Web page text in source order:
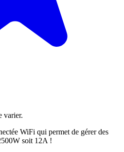
varier.
WiFi qui permet de gérer des
soit 12A !